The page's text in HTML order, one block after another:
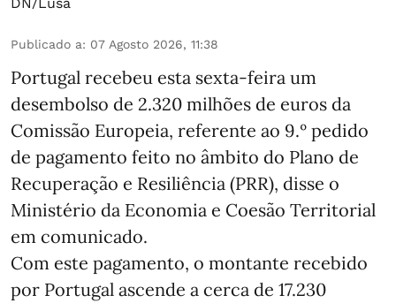
Publicado a: 07 Agosto 2026, 11:38
Portugal recebeu esta sexta-feira um
desembolso de 2.320 milhões de euros da
Comissão Europeia, referente ao 9.º pedido
de pagamento feito no âmbito do Plano de
Recuperação e Resiliência (PRR), disse o
Ministério da Economia e Coesão Territorial
em comunicado.
Com este pagamento, o montante recebido
por Portugal ascende a cerca de 17.230